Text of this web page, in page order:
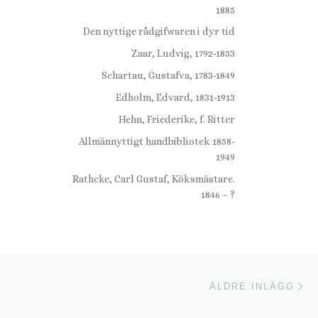
1885
Den nyttige rådgifwaren i dyr tid
Zaar, Ludvig, 1792-1853
Schartau, Gustafva, 1783-1849
Edholm, Edvard, 1831-1913
Hehn, Friederike, f. Ritter
Allmännyttigt handbibliotek 1858-
1949
Rathcke, Carl Gustaf, Köksmästare.
1846 – ?
ÄLDRE INLÄGG